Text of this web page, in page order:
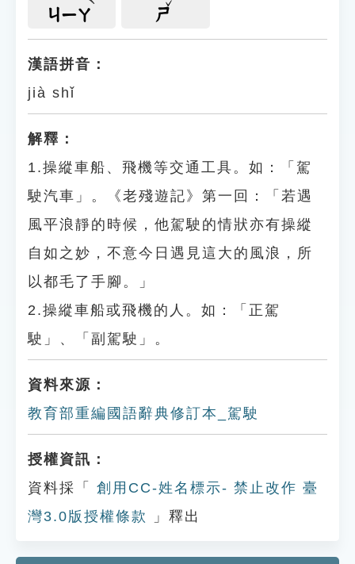
ㄐㄧㄚ ㄕ
漢語拼音：
jià shǐ
解釋：
1.操縱車船、飛機等交通工具。如：「駕
駛汽車」。《老殘遊記》第一回：「若遇
風平浪靜的時候，他駕駛的情狀亦有操縱
自如之妙，不意今日遇見這大的風浪，所
以都毛了手腳。」
2.操縱車船或飛機的人。如：「正駕
駛」、「副駕駛」。
資料來源：
教育部重編國語辭典修訂本_駕駛
授權資訊：
資料採「
創用CC-姓名標示- 禁止改作 臺
灣3.0版授權條款
」釋出